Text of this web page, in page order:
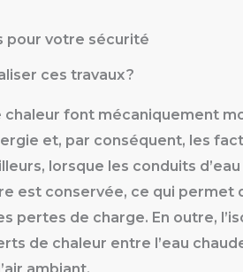
pour votre sécurité
ces travaux ?
chaleur font mécaniquement
et, par conséquent, les
lorsque les conduits
est conservée, ce qui permet
pertes de charge. En outre,
de chaleur entre l’eau